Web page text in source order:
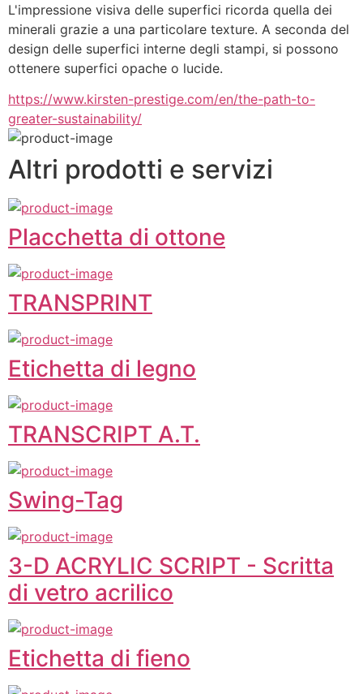
L'impressione visiva delle superfici ricorda quella dei
minerali grazie a una particolare texture. A seconda del
design delle superfici interne degli stampi, si possono
ottenere superfici opache o lucide.
https://www.kirsten-prestige.com/en/the-path-to-
greater-sustainability/
Altri prodotti e servizi
Placchetta di ottone
TRANSPRINT
Etichetta di legno
TRANSCRIPT A.T.
Swing-Tag
3-D ACRYLIC SCRIPT - Scritta
di vetro acrilico
Etichetta di fieno